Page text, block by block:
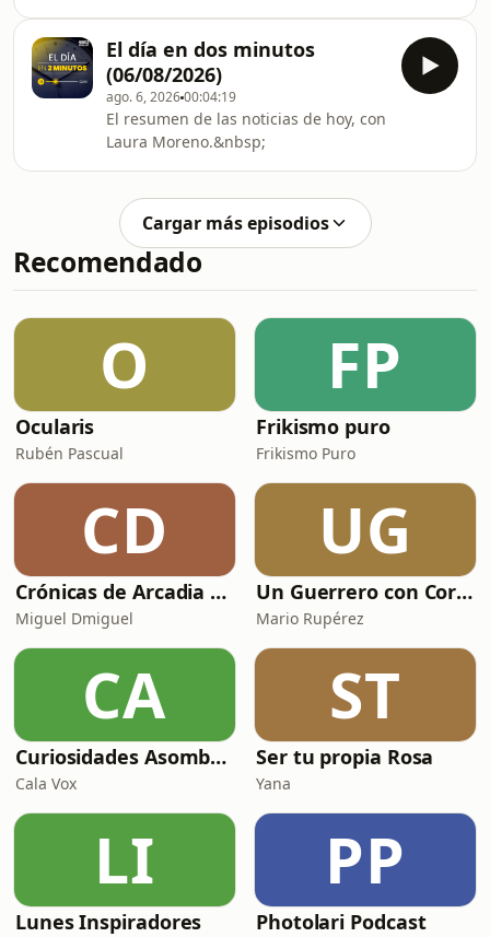
Ceuta en la que más de 72.000
personas cruzaron la frontera desde
Marruecos, siete días más tarde la
mayoría de las personas han
abandonado la ciudad autónoma
voluntariamente, pero según ha
confirmado el presidente de Ceuta,
Juan Jesús Vivas, todavía hay ent
El día en dos minutos
(06/08/2026)
ago. 6, 202600:04:19
El resumen de las noticias de hoy, con
Laura Moreno.&nbsp;
Cargar más episodios
Recomendado
O
Ocularis
Rubén Pascual
FP
Frikismo puro
Frikismo Puro
CD
Crónicas de Arcadia Radio
Miguel Dmiguel
UG
Un Guerrero con Corazón
Mario Rupérez
CA
Curiosidades Asombrosas
Cala Vox
ST
Ser tu propia Rosa
Yana
LI
Lunes Inspiradores
PP
Photolari Podcast